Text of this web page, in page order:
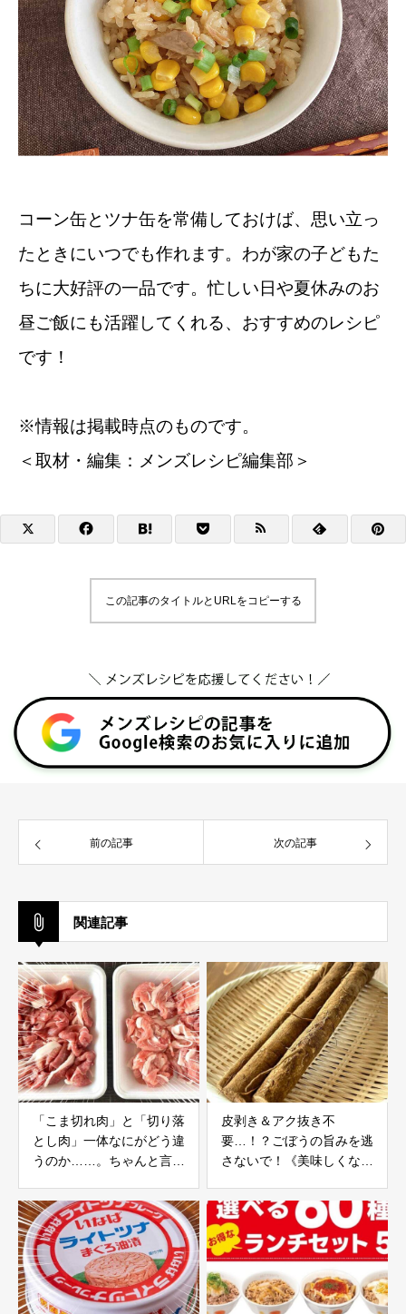
コーン缶とツナ缶を常備しておけば、思い立っ
たときにいつでも作れます。わが家の子どもた
ちに大好評の一品です。忙しい日や夏休みのお
昼ご飯にも活躍してくれる、おすすめのレシピ
です！
※情報は掲載時点のものです。
＜取材・編集：メンズレシピ編集部＞
この記事のタイトルとURLをコピーする
前の記事 次の記事
関連記事
「こま切れ肉」と「切り落
とし肉」一体なにがどう違
うのか……。ちゃんと言え
皮剥き＆アク抜き不
要…！？ごぼうの旨みを逃
さないで！《美味しくなる